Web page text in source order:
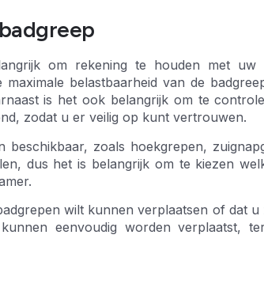
om rekening te houden met uw
belastbaarheid van de
is het ook belangrijk om te
zodat u er veilig op kunt vertrouwen.
zoals hoekgrepen,
dus het is belangrijk om te kiezen
wilt kunnen verplaatsen of dat u
eenvoudig worden verplaatst,